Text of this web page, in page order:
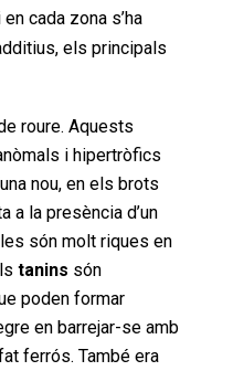
cada zona s’ha
els principals
roure. Aquests
i hipertròfics
nou, en els brots
a la presència d’un
són molt riques en
tanins són
poden formar
en barrejar-se amb
ferrós. També era